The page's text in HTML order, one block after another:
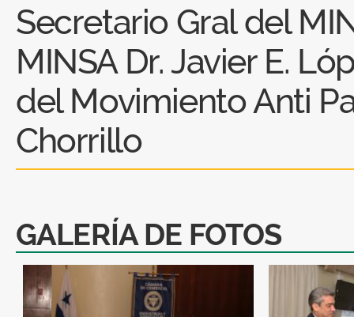
Secretario Gral del
MINSA Dr. Javier E.
del Movimiento Anti
Chorrillo
GALERÍA DE FOTOS